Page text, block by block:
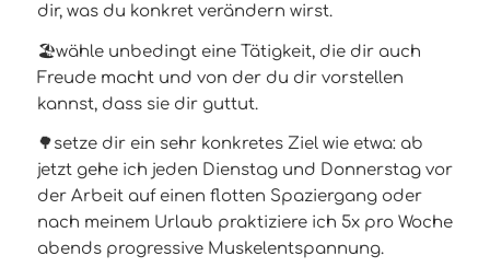
dir, was du konkret verändern wirst.
🏖️wähle unbedingt eine Tätigkeit, die dir auch
Freude macht und von der du dir vorstellen
kannst, dass sie dir guttut.
🌳setze dir ein sehr konkretes Ziel wie etwa: ab
jetzt gehe ich jeden Dienstag und Donnerstag vor
der Arbeit auf einen flotten Spaziergang oder
nach meinem Urlaub praktiziere ich 5x pro Woche
abends progressive Muskelentspannung.